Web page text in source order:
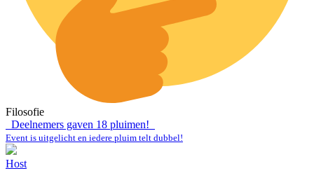
Filosofie
Deelnemers gaven 18 pluimen!
Event is uitgelicht en iedere pluim telt dubbel!
Host